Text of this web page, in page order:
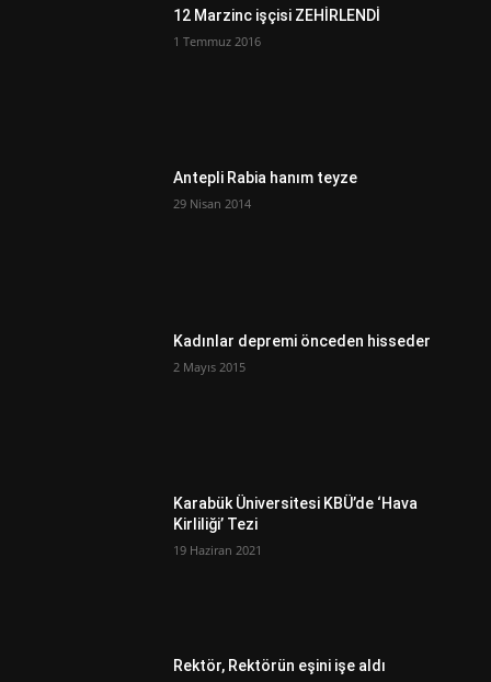
12 Marzinc işçisi ZEHİRLENDİ
1 Temmuz 2016
Antepli Rabia hanım teyze
29 Nisan 2014
Kadınlar depremi önceden hisseder
2 Mayıs 2015
Karabük Üniversitesi KBÜ’de ‘Hava
Kirliliği’ Tezi
19 Haziran 2021
Rektör, Rektörün eşini işe aldı